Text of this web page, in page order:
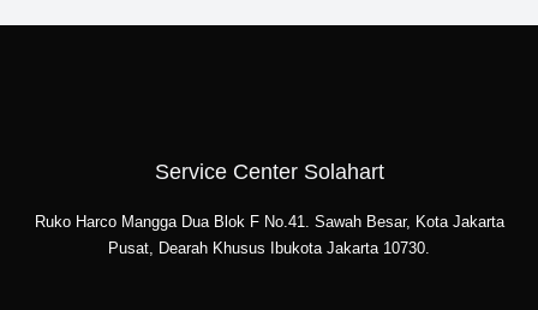
Service Center Solahart
Ruko Harco Mangga Dua Blok F No.41. Sawah Besar, Kota Jakarta
Pusat, Dearah Khusus Ibukota Jakarta 10730.